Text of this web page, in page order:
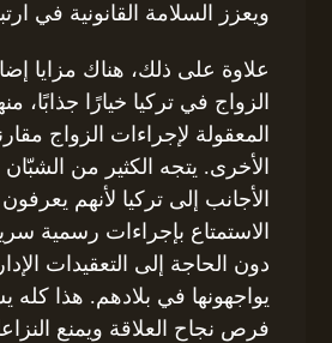
ويعزز السلامة القانونية في
علاوة على ذلك، هناك مزايا
الزواج في تركيا خيارًا جذابًا،
المعقولة لإجراءات الزواج
الأخرى. يتجه الكثير من
الأجانب إلى تركيا لأنهم
الاستمتاع بإجراءات رسمية
دون الحاجة إلى التعقيدات
يواجهونها في بلادهم. هذا كله
فرص نجاح العلاقة ويمنع